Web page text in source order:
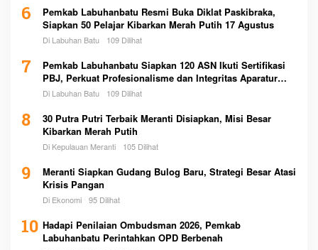
6
Pemkab Labuhanbatu Resmi Buka Diklat Paskibraka,
Siapkan 50 Pelajar Kibarkan Merah Putih 17 Agustus
Di Labuhan Batu 109 Dilihat
7
Pemkab Labuhanbatu Siapkan 120 ASN Ikuti Sertifikasi
PBJ, Perkuat Profesionalisme dan Integritas Aparatur
Pemerintah
Di Labuhan Batu 109 Dilihat
8
30 Putra Putri Terbaik Meranti Disiapkan, Misi Besar
Kibarkan Merah Putih
Di Kepulauan Meranti 105 Dilihat
9
Meranti Siapkan Gudang Bulog Baru, Strategi Besar Atasi
Krisis Pangan
Di Ekonomi 95 Dilihat
10 Hadapi Penilaian Ombudsman 2026, Pemkab
Labuhanbatu Perintahkan OPD Berbenah